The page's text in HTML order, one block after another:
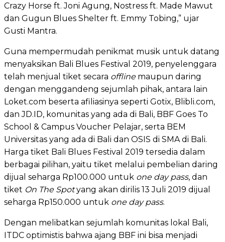
Crazy Horse ft. Joni Agung, Nostress ft. Made Mawut
dan Gugun Blues Shelter ft. Emmy Tobing,” ujar
Gusti Mantra.
Guna mempermudah penikmat musik untuk datang
menyaksikan Bali Blues Festival 2019, penyelenggara
telah menjual tiket secara offlinemaupun daring
dengan menggandeng sejumlah pihak, antara lain
Loket.com beserta afiliasinya seperti Gotix, Blibli.com,
dan JD.ID, komunitas yang ada di Bali, BBF Goes To
School & Campus Voucher Pelajar, serta BEM
Universitas yang ada di Bali dan OSIS di SMA di Bali.
Harga tiket Bali Blues Festival 2019 tersedia dalam
berbagai pilihan, yaitu tiket melalui pembelian daring
dijual seharga Rp100.000 untuk one day pass, dan
tiket On The Spotyang akan dirilis 13 Juli 2019 dijual
seharga Rp150.000 untuk one day pass.
Dengan melibatkan sejumlah komunitas lokal Bali,
ITDC optimistis bahwa ajang BBF ini bisa menjadi